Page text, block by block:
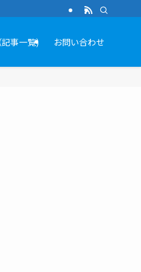
事一覧) お問い合わせ